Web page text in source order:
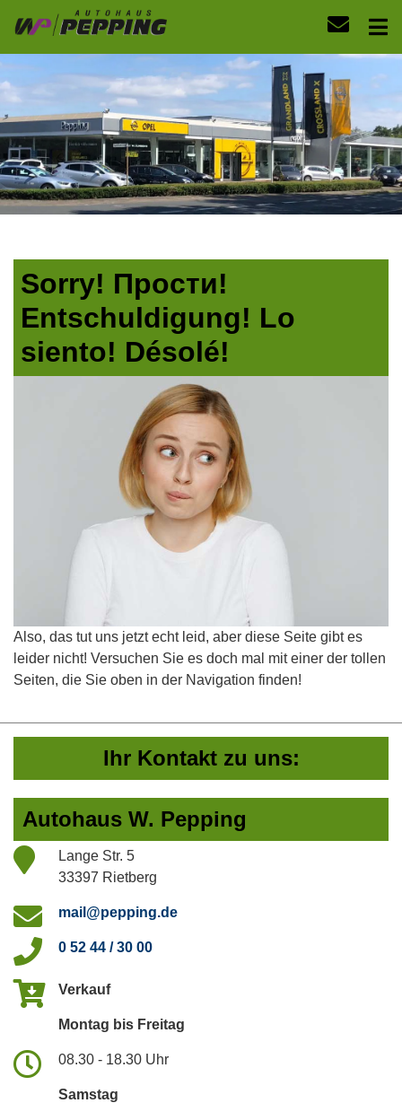
Sorry! Прости!
Entschuldigung! Lo
siento! Désolé!
Also, das tut uns jetzt echt leid, aber diese Seite gibt es
leider nicht! Versuchen Sie es doch mal mit einer der tollen
Seiten, die Sie oben in der Navigation finden!
Ihr Kontakt zu uns:
Autohaus W. Pepping
Lange Str. 5
33397 Rietberg
mail@pepping.de
0 52 44 / 30 00
Verkauf
Montag bis Freitag
08.30 - 18.30 Uhr
Samstag